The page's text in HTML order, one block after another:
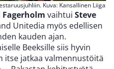
Kuva: Kansallinen Liiga
Fagerholm vaihtui Steve
Unitedia myös edellisen
kauden ajan.
Beeksille siis hyvin
itse jatkaa valmennustöitä